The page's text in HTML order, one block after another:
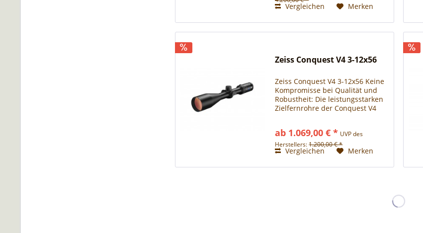
Vergleichen Merken
Zeiss Conquest V4 3-12x56
Zeiss Conquest V4 3-12x56 Keine
Kompromisse bei Qualität und
Robustheit: Die leistungsstarken
Zielfernrohre der Conquest V4
robusten und funktionalen
Design. Ausgestattet mit...
ab 1.069,00 € * UVP des
Herstellers:1.200,00 € *
Vergleichen Merken